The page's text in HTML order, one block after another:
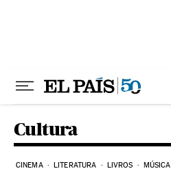
Cultura
CINEMA LITERATURA LIVROS MÚSICA